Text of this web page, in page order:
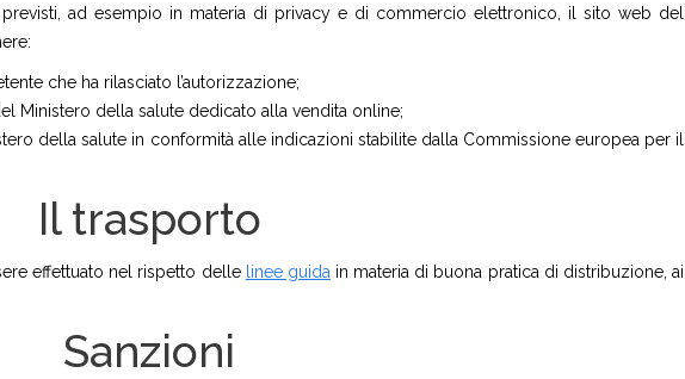
ad esempio in materia di privacy e di commercio elettronico, il sito web del
che ha rilasciato l’autorizzazione;
Ministero della salute dedicato alla vendita online;
della salute in conformità alle indicazioni stabilite dalla Commissione europea per il
Il trasporto
effettuato nel rispetto delle linee guida in materia di buona pratica di distribuzione, ai
Sanzioni